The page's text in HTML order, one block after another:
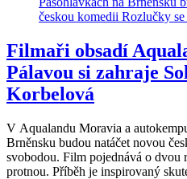
Filmaři obsadí
Pálavou si zahraje
Korbelová
V Aqualandu Moravia a
Brněnsku budou natáčet novou
svobodou. Film pojednává o dvou
protnou. Příběh je inspirovaný